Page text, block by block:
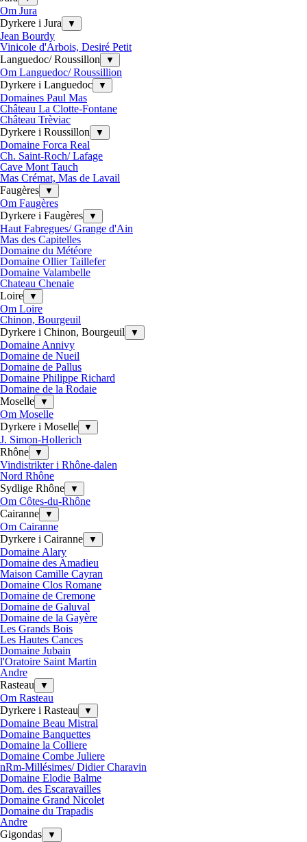
Om Jura
Dyrkere i Jura
▼
Jean Bourdy
Vinicole d'Arbois, Desiré Petit
Languedoc/ Roussillon
▼
Om Languedoc/ Roussillion
Dyrkere i Languedoc
▼
Domaines Paul Mas
Château La Clotte-Fontane
Château Trèviac
Dyrkere i Roussillon
▼
Domaine Forca Real
Ch. Saint-Roch/ Lafage
Cave Mont Tauch
Mas Crémat, Mas de Lavail
Faugères
▼
Om Faugères
Dyrkere i Faugères
▼
Haut Fabregues/ Grange d'Ain
Mas des Capitelles
Domaine du Météore
Domaine Ollier Taillefer
Domaine Valambelle
Chateau Chenaie
Loire
▼
Om Loire
Chinon, Bourgeuil
Dyrkere i Chinon, Bourgeuil
▼
Domaine Annivy
Domaine de Nueil
Domaine de Pallus
Domaine Philippe Richard
Domaine de la Rodaie
Moselle
▼
Om Moselle
Dyrkere i Moselle
▼
J. Simon-Hollerich
Rhône
▼
Vindistrikter i Rhône-dalen
Nord Rhône
Sydlige Rhône
▼
Om Côtes-du-Rhône
Cairanne
▼
Om Cairanne
Dyrkere i Cairanne
▼
Domaine Alary
Domaine des Amadieu
Maison Camille Cayran
Domaine Clos Romane
Domaine de Cremone
Domaine de Galuval
Domaine de la Gayère
Les Grands Bois
Les Hautes Cances
Domaine Jubain
l'Oratoire Saint Martin
Andre
Rasteau
▼
Om Rasteau
Dyrkere i Rasteau
▼
Domaine Beau Mistral
Domaine Banquettes
Domaine la Colliere
Domaine Combe Juliere
nRm-Millésimes/ Didier Charavin
Domaine Elodie Balme
Dom. des Escaravailles
Domaine Grand Nicolet
Domaine du Trapadis
Andre
Gigondas
▼